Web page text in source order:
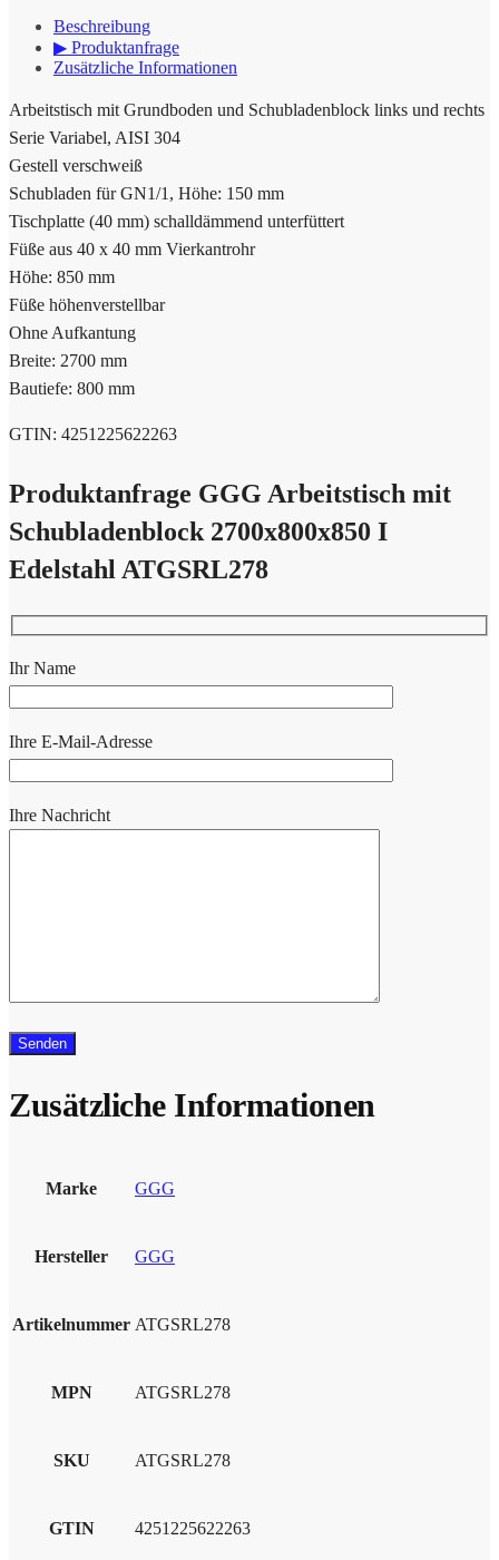
Beschreibung
▶ Produktanfrage
Zusätzliche Informationen
Arbeitstisch mit Grundboden und Schubladenblock links und rechts
Serie Variabel, AISI 304
Gestell verschweiß
Schubladen für GN1/1, Höhe: 150 mm
Tischplatte (40 mm) schalldämmend unterfüttert
Füße aus 40 x 40 mm Vierkantrohr
Höhe: 850 mm
Füße höhenverstellbar
Ohne Aufkantung
Breite: 2700 mm
Bautiefe: 800 mm
GTIN: 4251225622263
Produktanfrage GGG Arbeitstisch mit
Schubladenblock 2700x800x850 I
Edelstahl ATGSRL278
Ihr Name
Ihre E-Mail-Adresse
Ihre Nachricht
Zusätzliche Informationen
Marke GGG
Hersteller GGG
Artikelnummer ATGSRL278
MPN ATGSRL278
SKU ATGSRL278
GTIN 4251225622263